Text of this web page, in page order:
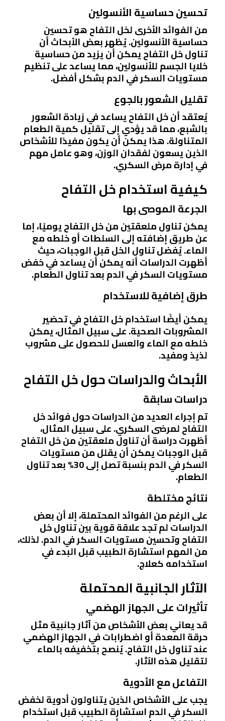
تحسين حساسية الأنسولين
من الفوائد الأخرى لخل التفاح هو تحسين
حساسية الأنسولين. يُظهر بعض الأبحاث أن
تناول خل التفاح يمكن أن يزيد من حساسية
خلايا الجسم للأنسولين، مما يساعد على تنظيم
مستويات السكر في الدم بشكل أفضل.
تقليل الشعور بالجوع
يُعتقد أن خل التفاح يساعد في زيادة الشعور
بالشبع، مما قد يؤدي إلى تقليل كمية الطعام
المتناولة. هذا يمكن أن يكون مفيدًا للأشخاص
الذين يسعون لفقدان الوزن، وهو عامل مهم
في إدارة مرض السكري.
كيفية استخدام خل التفاح
الجرعة الموصى بها
يمكن تناول ملعقتين من خل التفاح يوميًا، إما
عن طريق إضافته إلى السلطات أو خلطه مع
الماء. يُفضل تناول الخل قبل الوجبات، حيث
أظهرت الدراسات أنه يمكن أن يساعد في خفض
مستويات السكر في الدم بعد تناول الطعام.
طرق إضافية للاستخدام
يمكن أيضًا استخدام خل التفاح في تحضير
المشروبات الصحية. على سبيل المثال، يمكن
خلطه مع الماء والعسل للحصول على مشروب
لذيذ ومفيد.
الأبحاث والدراسات حول خل التفاح
دراسات سابقة
تم إجراء العديد من الدراسات حول فوائد خل
التفاح لمرضى السكري. على سبيل المثال،
أظهرت دراسة أن تناول ملعقتين من خل التفاح
قبل الوجبات يمكن أن يقلل من مستويات
السكر في الدم بنسبة تصل إلى 30% بعد تناول
الطعام.
نتائج مختلطة
على الرغم من الفوائد المحتملة، إلا أن بعض
الدراسات لم تجد علاقة قوية بين تناول خل
التفاح وتحسين مستويات السكر في الدم. لذلك،
من المهم استشارة الطبيب قبل البدء في
استخدامه كعلاج.
الآثار الجانبية المحتملة
تأثيرات على الجهاز الهضمي
قد يعاني بعض الأشخاص من آثار جانبية مثل
حرقة المعدة أو اضطرابات في الجهاز الهضمي
عند تناول خل التفاح. يُنصح بتخفيفه بالماء
لتقليل هذه الآثار.
التفاعل مع الأدوية
يجب على الأشخاص الذين يتناولون أدوية لخفض
السكر في الدم استشارة الطبيب قبل استخدام